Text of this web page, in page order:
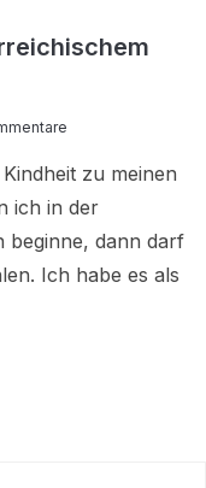
zu meinen
ich in der
beginne, dann darf
Ich habe es als